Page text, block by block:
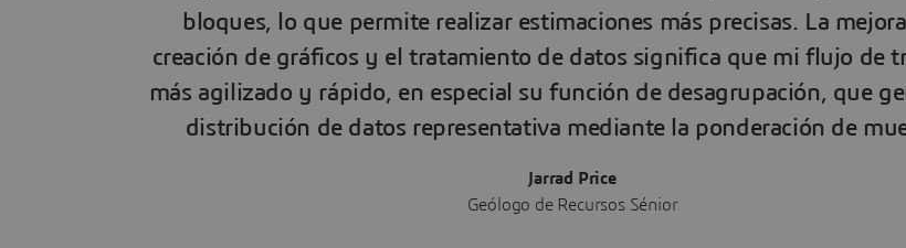
bloques, lo que permite realizar estimaciones más precisas. La
creación de gráficos y el tratamiento de datos significa que mi flujo de
más agilizado y rápido, en especial su función de desagrupación, que
distribución de datos representativa mediante la ponderación de
Jarrad Price
Geólogo de Recursos Sénior